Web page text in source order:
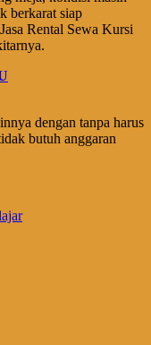
berkarat siap
Rental Sewa Kursi
dengan tanpa harus
butuh anggaran